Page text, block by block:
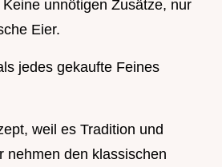
unnötigen Zusätze, nur
Eier.
jedes gekaufte Feines
weil es Tradition und
nehmen den klassischen